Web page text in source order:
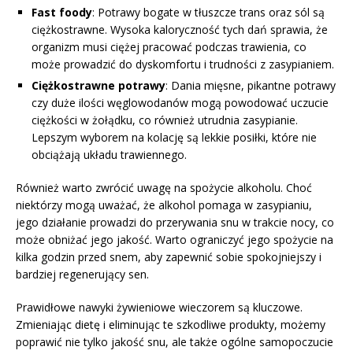
Fast foody: Potrawy bogate w tłuszcze trans oraz sól są
ciężkostrawne. Wysoka kaloryczność tych dań sprawia, że
organizm musi ciężej pracować podczas trawienia, co
może prowadzić do dyskomfortu i trudności z zasypianiem.
Ciężkostrawne potrawy: Dania mięsne, pikantne potrawy
czy duże ilości węglowodanów mogą powodować uczucie
ciężkości w żołądku, co również utrudnia zasypianie.
Lepszym wyborem na kolację są lekkie posiłki, które nie
obciążają układu trawiennego.
Również warto zwrócić uwagę na spożycie alkoholu. Choć
niektórzy mogą uważać, że alkohol pomaga w zasypianiu,
jego działanie prowadzi do przerywania snu w trakcie nocy, co
może obniżać jego jakość. Warto ograniczyć jego spożycie na
kilka godzin przed snem, aby zapewnić sobie spokojniejszy i
bardziej regenerujący sen.
Prawidłowe nawyki żywieniowe wieczorem są kluczowe.
Zmieniając dietę i eliminując te szkodliwe produkty, możemy
poprawić nie tylko jakość snu, ale także ogólne samopoczucie